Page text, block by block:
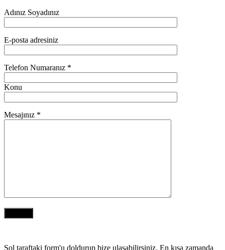
Adınız Soyadınız
E-posta adresiniz
Telefon Numaranız *
Konu
Mesajınız *
Sol taraftaki form'u doldurup bize ulaşabilirsiniz. En kısa zamanda